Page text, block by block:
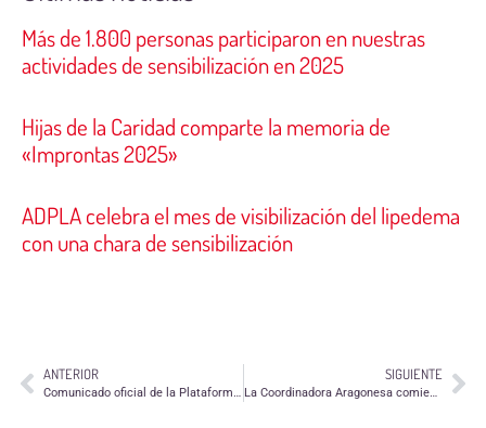
Más de 1.800 personas participaron en nuestras
actividades de sensibilización en 2025
Hijas de la Caridad comparte la memoria de
«Improntas 2025»
ADPLA celebra el mes de visibilización del lipedema
con una chara de sensibilización
ANTERIOR
Comunicado oficial de la Plataforma Contra la Islamofobia
SIGUIENTE
La Coordinadora Aragonesa comienza su actividad en 2015